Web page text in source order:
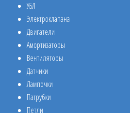
УБЛ
Электроклапана
Двигатели
Амортизаторы
Вентиляторы
Датчики
Лампочки
Патрубки
Петли